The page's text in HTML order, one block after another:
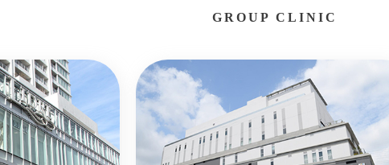
GROUP CLINIC